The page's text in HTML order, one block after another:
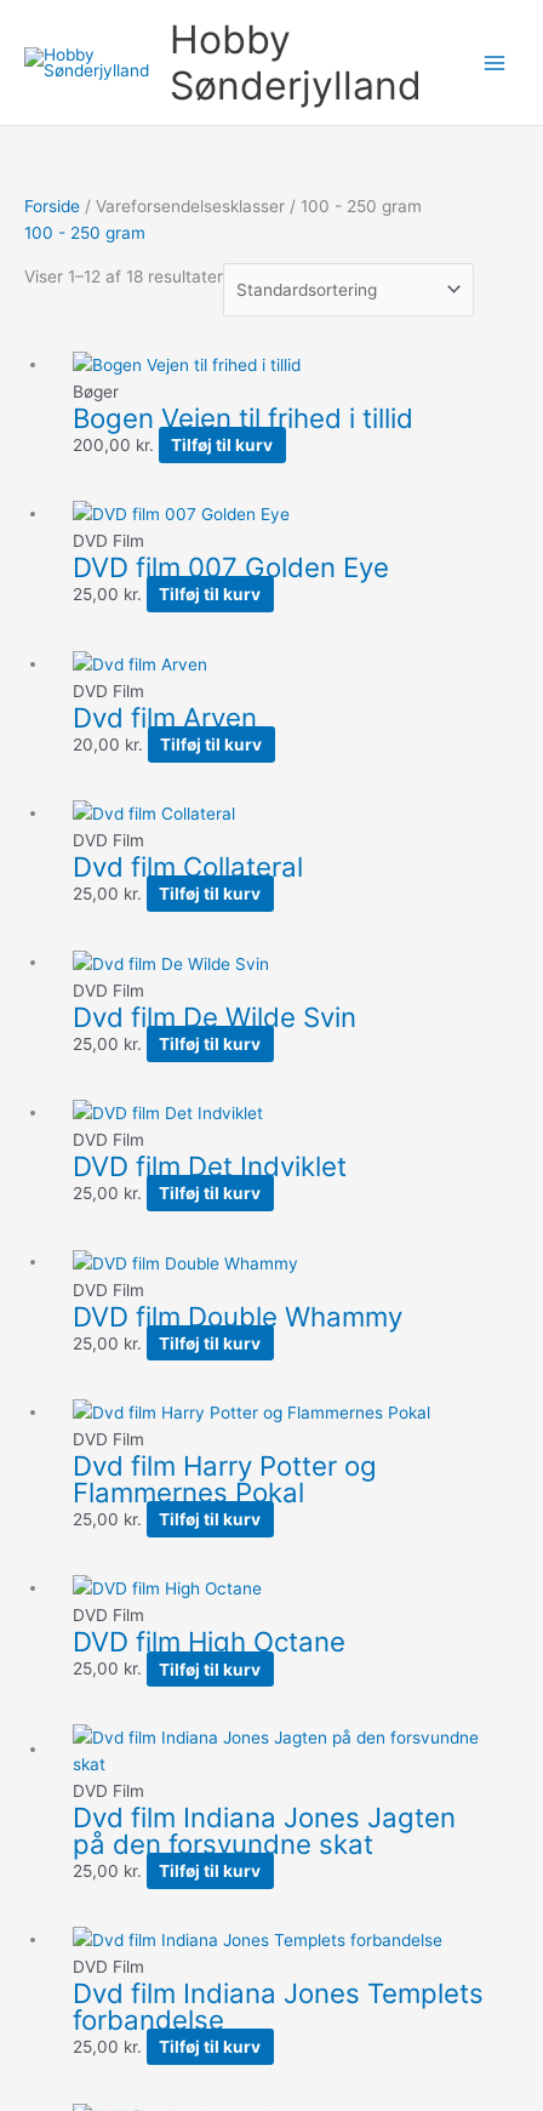
indholdet
Hobby
Sønderjylland
Forside / Vareforsendelsesklasser / 100 - 250 gram
100 - 250 gram
Viser 1–12 af 18 resultater
Bøger
Bogen Vejen til frihed i tillid
200,00 kr. Tilføj til kurv
DVD Film
DVD film 007 Golden Eye
25,00 kr. Tilføj til kurv
DVD Film
Dvd film Arven
20,00 kr. Tilføj til kurv
DVD Film
Dvd film Collateral
25,00 kr. Tilføj til kurv
DVD Film
Dvd film De Wilde Svin
25,00 kr. Tilføj til kurv
DVD Film
DVD film Det Indviklet
25,00 kr. Tilføj til kurv
DVD Film
DVD film Double Whammy
25,00 kr. Tilføj til kurv
DVD Film
Dvd film Harry Potter og
Flammernes Pokal
25,00 kr. Tilføj til kurv
DVD Film
DVD film High Octane
25,00 kr. Tilføj til kurv
DVD Film
Dvd film Indiana Jones Jagten
på den forsvundne skat
25,00 kr. Tilføj til kurv
DVD Film
Dvd film Indiana Jones Templets
forbandelse
25,00 kr. Tilføj til kurv